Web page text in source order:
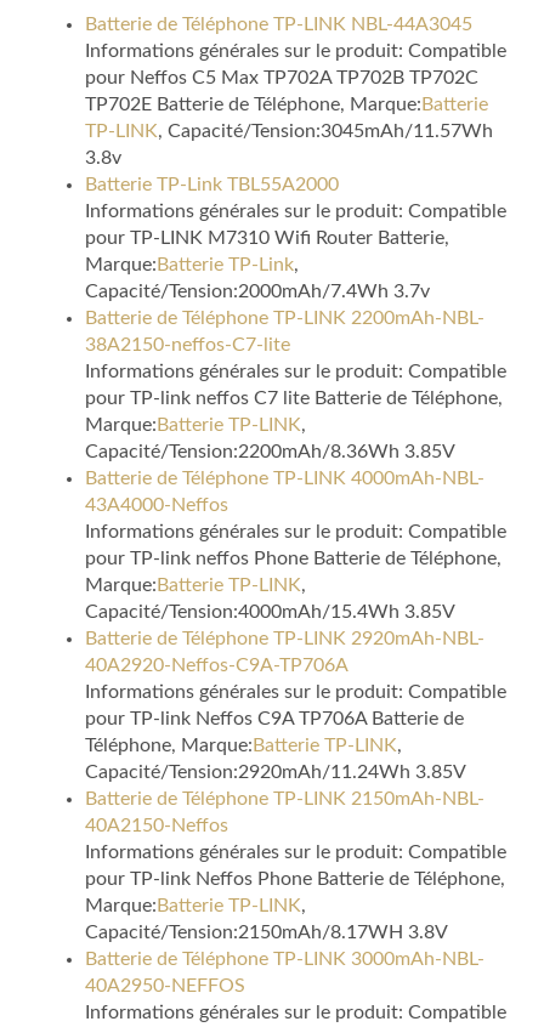
Batterie de Téléphone TP-LINK NBL-44A3045
Informations générales sur le produit: Compatible
pour Neffos C5 Max TP702A TP702B TP702C
TP702E Batterie de Téléphone, Marque: Batterie
TP-LINK, Capacité/Tension:3045mAh/11.57Wh
3.8v
Batterie TP-Link TBL55A2000
Informations générales sur le produit: Compatible
pour TP-LINK M7310 Wifi Router Batterie,
Marque: Batterie TP-Link,
Capacité/Tension:2000mAh/7.4Wh 3.7v
Batterie de Téléphone TP-LINK 2200mAh-NBL-
38A2150-neffos-C7-lite
Informations générales sur le produit: Compatible
pour TP-link neffos C7 lite Batterie de Téléphone,
Marque: Batterie TP-LINK,
Capacité/Tension:2200mAh/8.36Wh 3.85V
Batterie de Téléphone TP-LINK 4000mAh-NBL-
43A4000-Neffos
Informations générales sur le produit: Compatible
pour TP-link neffos Phone Batterie de Téléphone,
Marque: Batterie TP-LINK,
Capacité/Tension:4000mAh/15.4Wh 3.85V
Batterie de Téléphone TP-LINK 2920mAh-NBL-
40A2920-Neffos-C9A-TP706A
Informations générales sur le produit: Compatible
pour TP-link Neffos C9A TP706A Batterie de
Téléphone, Marque: Batterie TP-LINK,
Capacité/Tension:2920mAh/11.24Wh 3.85V
Batterie de Téléphone TP-LINK 2150mAh-NBL-
40A2150-Neffos
Informations générales sur le produit: Compatible
pour TP-link Neffos Phone Batterie de Téléphone,
Marque: Batterie TP-LINK,
Capacité/Tension:2150mAh/8.17WH 3.8V
Batterie de Téléphone TP-LINK 3000mAh-NBL-
40A2950-NEFFOS
Informations générales sur le produit: Compatible